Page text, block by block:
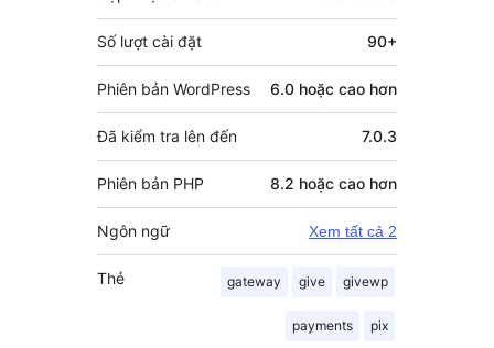
Số lượt cài đặt 90+
Phiên bản WordPress 6.0 hoặc cao hơn
Đã kiểm tra lên đến 7.0.3
Phiên bản PHP 8.2 hoặc cao hơn
Ngôn ngữ Xem tất cả 2
Thẻ gateway give givewp
payments pix